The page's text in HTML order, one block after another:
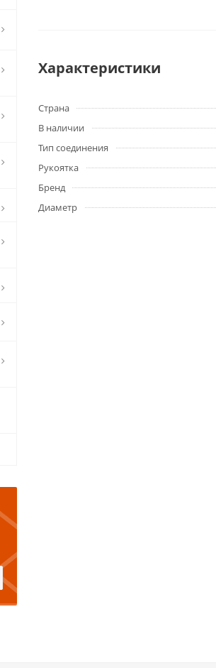
Характеристики
Страна
В наличии
Тип соединения
Рукоятка
Бренд
Диаметр